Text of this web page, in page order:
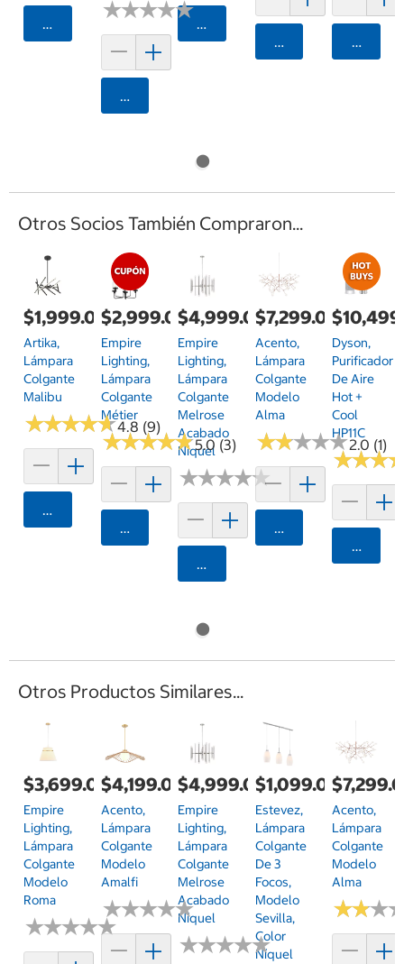
Agregar ★★★★★
★★★★★
Agregar
Agregar
Agregar
Otros Socios También Compraron...
$1,999.00
Artika,
Lámpara
Colgante
Malibu
★★★★★
★★★★★4.8 (9)
Agregar
$2,999.00
Empire
Lighting,
Lámpara
Colgante
Métier
★★★★★
★★★★★5.0 (3)
Agregar
$4,999.00
Empire
Lighting,
Lámpara
Colgante
Melrose
Acabado
Níquel
★★★★★
★★★★★
Agregar
$7,299.00
Acento,
Lámpara
Colgante
Modelo
Alma
★★★★★
★★★★★2.0 (1)
Agregar
Dyson,
Purificador
De Aire
Hot +
Cool
HP11C
★★★
★★★
Otros Productos Similares...
$3,699.00
Empire
Lighting,
Lámpara
Colgante
Modelo
Roma
★★★★★
★★★★★
$4,199.00
Acento,
Lámpara
Colgante
Modelo
Amalfi
★★★★★
★★★★★
$4,999.00
Empire
Lighting,
Lámpara
Colgante
Melrose
Acabado
Níquel
★★★★★
★★★★★
$1,099.00
Estevez,
Lámpara
Colgante
De 3
Focos,
Modelo
Sevilla,
Color
Níquel
Acento,
Lámpara
Colgante
Modelo
Alma
★★★
★★★